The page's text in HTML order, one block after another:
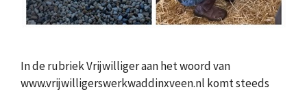
In de rubriek Vrijwilliger aan het woord van
www.vrijwilligerswerkwaddinxveen.nl komt steeds